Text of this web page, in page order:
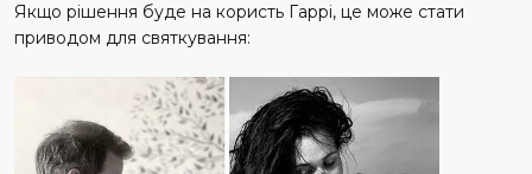
Якщо рішення буде на користь Гаррі, це може стати
приводом для святкування: